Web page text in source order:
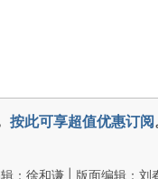
按此可享超值优惠订阅
：徐和谦 | 版面编辑：刘